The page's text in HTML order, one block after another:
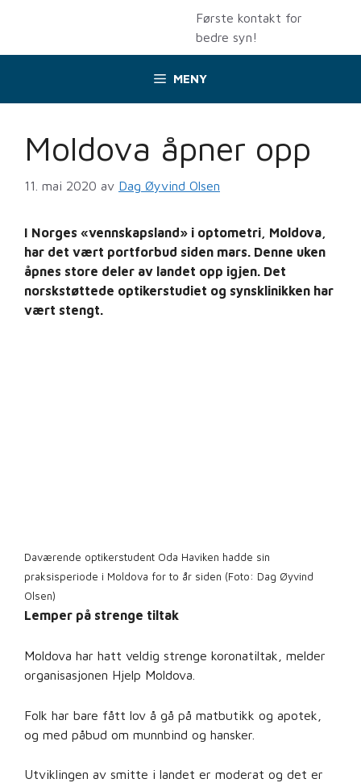
Første kontakt for
bedre syn!
MENY
Moldova åpner opp
11. mai 2020 av Dag Øyvind Olsen
I Norges «vennskapsland» i optometri, Moldova,
har det vært portforbud siden mars. Denne uken
åpnes store deler av landet opp igjen. Det
norskstøttede optikerstudiet og synsklinikken har
vært stengt.
Daværende optikerstudent Oda Haviken hadde sin
praksisperiode i Moldova for to år siden (Foto: Dag Øyvind
Olsen)
Lemper på strenge tiltak
Moldova har hatt veldig strenge koronatiltak, melder
organisasjonen Hjelp Moldova.
Folk har bare fått lov å gå på matbutikk og apotek,
og med påbud om munnbind og hansker.
Utviklingen av smitte i landet er moderat og det er